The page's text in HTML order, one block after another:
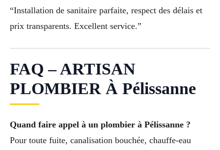
“Installation de sanitaire parfaite, respect des délais et
prix transparents. Excellent service.”
FAQ – ARTISAN
PLOMBIER À Pélissanne
Quand faire appel à un plombier à Pélissanne ?
Pour toute fuite, canalisation bouchée, chauffe-eau